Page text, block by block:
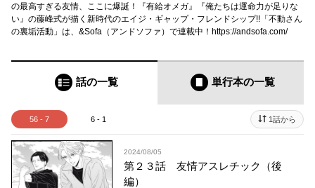
の最高すぎる友情、ここに爆誕！『有給オメガ』『俺たちは運命力が足りな
い』の藤峰式が描く新時代のエイジ・ギャップ・フレンドシップ!!「不動さん
の裏垢活動」は、&Sofa（アンドソファ）で連載中！https://andsofa.com/
話の一覧 単行本の一覧
56 - 7 6 - 1 1話から
2024/08/05
第２３話 友情アスレチック（後
編）